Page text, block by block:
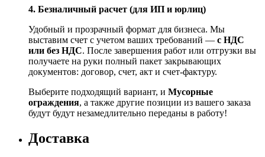
4. Безналичный расчет (для ИП и юрлиц)
Удобный и прозрачный формат для бизнеса. Мы
выставим счет с учетом ваших требований — с НДС
или без НДС. После завершения работ или отгрузки вы
получаете на руки полный пакет закрывающих
документов: договор, счет, акт и счет‑фактуру.
Выберите подходящий вариант, и Мусорные
ограждения, а также другие позиции из вашего заказа
будут будут незамедлительно переданы в работу!
Доставка